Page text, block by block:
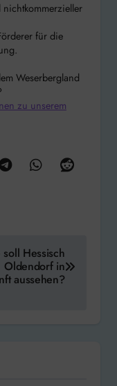
für die
Weserbergland
zu unserem
Hessisch
Oldendorf in
aussehen?